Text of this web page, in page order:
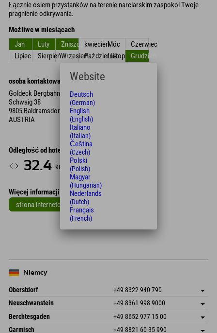
Łącznie osiem przystanków na terenie narciarskim zaspokoi Twoje
pragnienie odkrywania.
Możliwe w miesiącach
Jan
Luty ZniszczyćkwiecieńMóc
Czerwiec
Lipiec
SierpieńWrzesieńPaździernikListopadGrudzień
osoba kontaktowa
Goldeck Bergbahnen GmbH
Schwaig 38
9805 Baldramsdorf
AUSTRIA
Odległość od hotelu
32.4 km 40
Więcej informacji
strona internetowa
Leaflet
Niemcy
Oberstdorf +49 8322 940 790
An der Breitach 3
Niemcy
Zapisz adres
Książka
Neuschwanstein +49 8361 998 9000
An der Riese 45
87484 Nesselwang im Allgäu
Niemcy
Zapisz adres
Informacje o przyjeździe
Książka
Berchtesgaden +49 8652 977 15 00
Hofreitstr. 7
Zapisz adres
Garmisch +49 8821 60 35 990
Website
Deutsch
(German)
English
(English)
Italiano
(Italian)
Čeština
(Czech)
Polski
(Polish)
Magyar
(Hungarian)
Nederlands
(Dutch)
Français
(French)